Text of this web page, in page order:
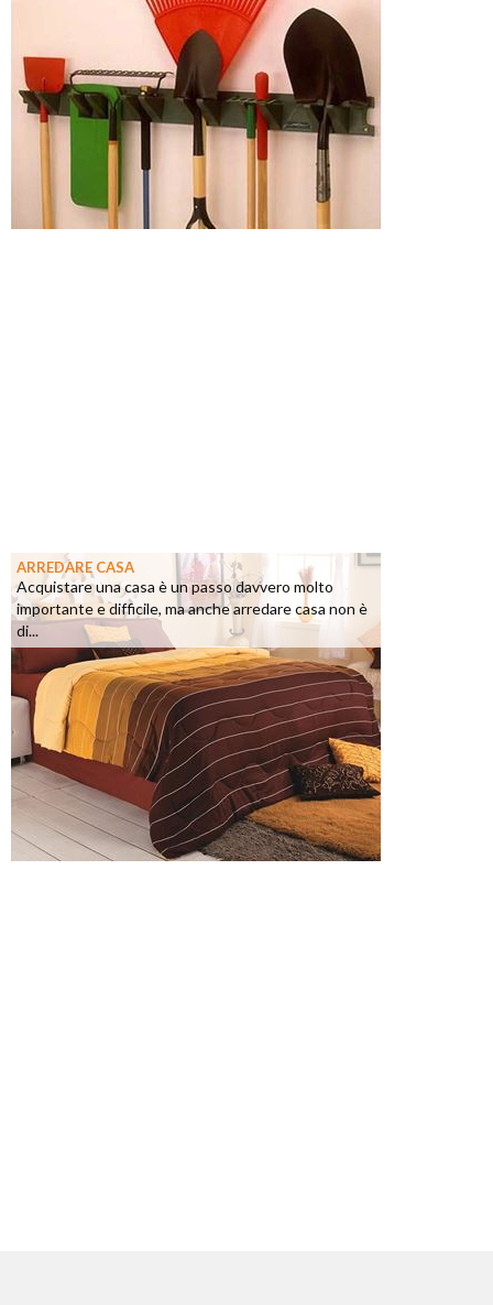
ARREDARE CASA
Acquistare una casa è un passo davvero molto
importante e difficile, ma anche arredare casa non è
di...